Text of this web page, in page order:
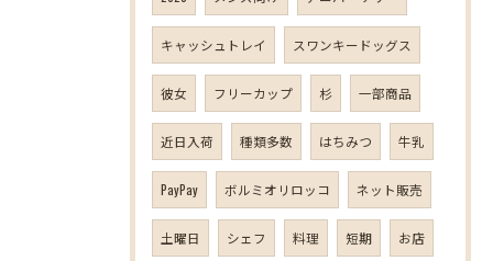
キャッシュトレイ スワンキードッグス
彼女 フリーカップ 杉 一部商品
近日入荷 種類多数 はちみつ 牛乳
PayPay ボルミオリロッコ ネット販売
土曜日 シェフ 料理 短期 お店